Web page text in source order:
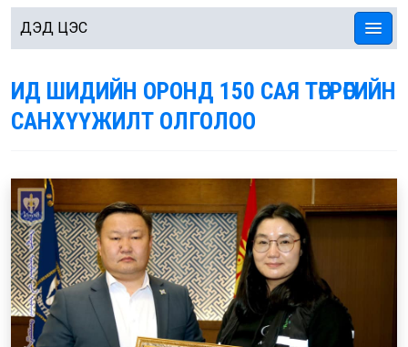
ДЭД ЦЭС
ИД ШИДИЙН ОРОНД 150 САЯ ТӨГРӨГИЙН
САНХҮҮЖИЛТ ОЛГОЛОО